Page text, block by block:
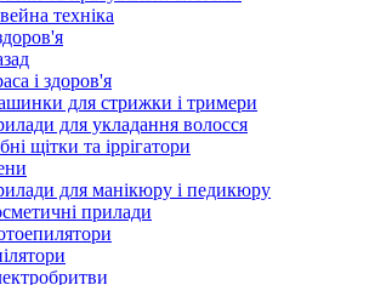
техніка
і здоров'я
для стрижки і тримери
для укладання волосся
щітки та іррігатори
для манікюру і педикюру
прилади